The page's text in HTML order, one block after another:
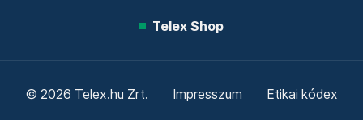
Telex Shop
© 2026 Telex.hu Zrt. Impresszum Etikai kódex